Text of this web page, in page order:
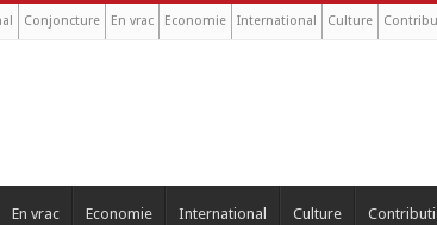
Conjoncture En vrac Economie International Culture
En vrac Economie International Culture